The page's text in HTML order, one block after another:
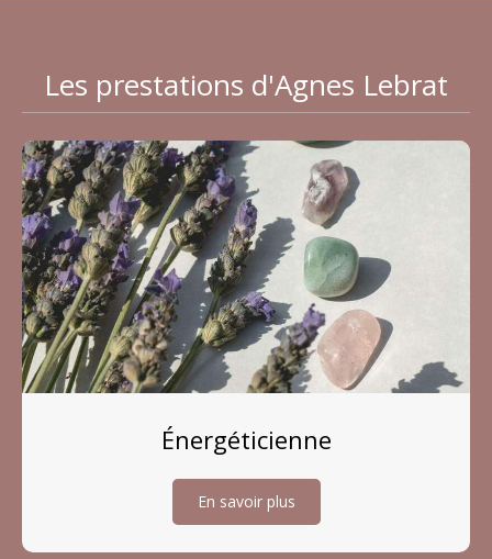
Les prestations d'Agnes Lebrat
Énergéticienne
En savoir plus